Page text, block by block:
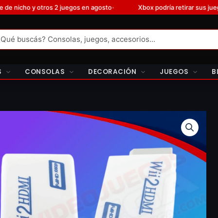
agosto• Xbox podría retirar sus juegos de Steam según
CONSOLAS DECORACIÓN JUEGOS